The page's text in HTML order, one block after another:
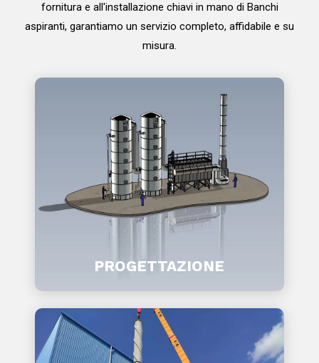
fornitura e all'installazione chiavi in mano di Banchi
aspiranti, garantiamo un servizio completo, affidabile e su
misura.
PROGETTAZIONE